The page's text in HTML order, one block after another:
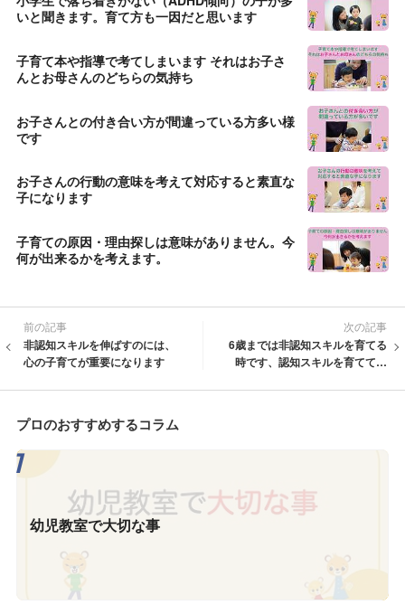
いと聞きます。育て方も一因だと思います
子育て本や指導で考てしまいます それはお子さ
んとお母さんのどちらの気持ち
お子さんとの付き合い方が間違っている方多い様
です
お子さんの行動の意味を考えて対応すると素直な
子になります
子育ての原因・理由探しは意味がありません。今
何が出来るかを考えます。
前の記事
非認知スキルを伸ばすのには、
心の子育てが重要になります
次の記事
6歳までは非認知スキルを育てる
時です、認知スキルを育ててい
プロのおすすめするコラム
幼児教室で大切な事